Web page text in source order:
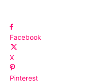
Facebook
X
Pinterest